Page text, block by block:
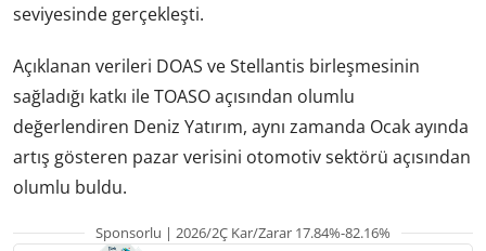
seviyesinde gerçekleşti.
Açıklanan verileri DOAS ve Stellantis birleşmesinin
sağladığı katkı ile TOASO açısından olumlu
değerlendiren Deniz Yatırım, aynı zamanda Ocak ayında
artış gösteren pazar verisini otomotiv sektörü açısından
olumlu buldu.
Sponsorlu | 2026/2Ç Kar/Zarar 17.84%-82.16%